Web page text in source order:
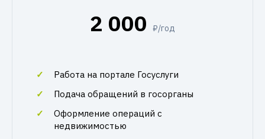
2 000 ₽/год
Работа на портале Госуслуги
Подача обращений в госорганы
Оформление операций с
недвижимостью